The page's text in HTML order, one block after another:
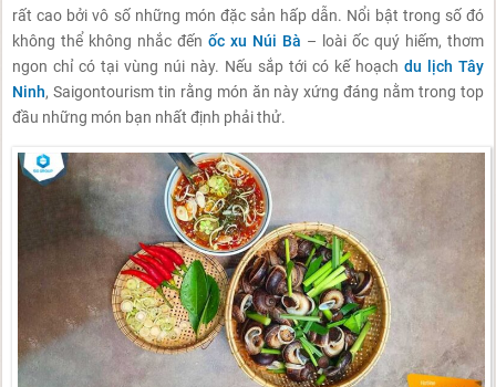
rất cao bởi vô số những món đặc sản hấp dẫn. Nổi bật trong số đó
không thể không nhắc đếnốc xu Núi Bà – loài ốc quý hiếm, thơm
ngon chỉ có tại vùng núi này. Nếu sắp tới có kế hoạch du lịch Tây
Ninh, Saigontourism tin rằng món ăn này xứng đáng nằm trong top
đầu những món bạn nhất định phải thử.